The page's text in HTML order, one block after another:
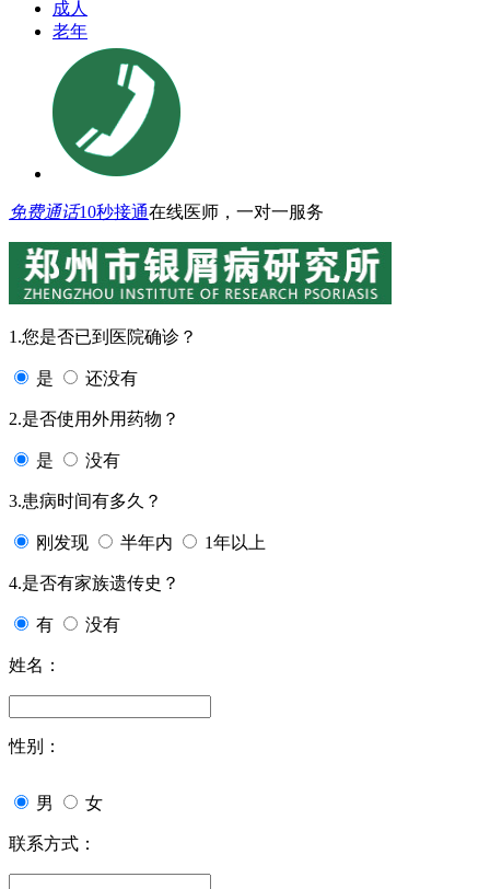
成人
老年
免费通话10秒接通在线医师，一对一服务
1.您是否已到医院确诊？
是 还没有
2.是否使用外用药物？
是 没有
3.患病时间有多久？
刚发现 半年内 1年以上
4.是否有家族遗传史？
有 没有
姓名：
性别：
男 女
联系方式：